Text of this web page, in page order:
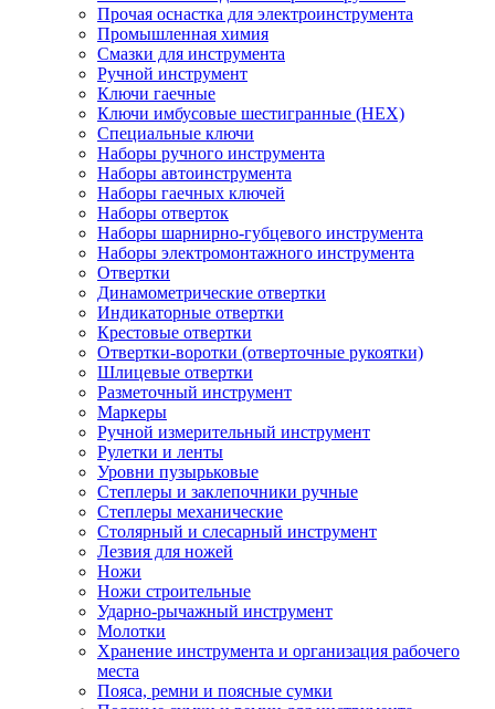
Прочая оснастка для электроинструмента
Промышленная химия
Смазки для инструмента
Ручной инструмент
Ключи гаечные
Ключи имбусовые шестигранные (HEX)
Специальные ключи
Наборы ручного инструмента
Наборы автоинструмента
Наборы гаечных ключей
Наборы отверток
Наборы шарнирно-губцевого инструмента
Наборы электромонтажного инструмента
Отвертки
Динамометрические отвертки
Индикаторные отвертки
Крестовые отвертки
Отвертки-воротки (отверточные рукоятки)
Шлицевые отвертки
Разметочный инструмент
Маркеры
Ручной измерительный инструмент
Рулетки и ленты
Уровни пузырьковые
Степлеры и заклепочники ручные
Степлеры механические
Столярный и слесарный инструмент
Лезвия для ножей
Ножи
Ножи строительные
Ударно-рычажный инструмент
Молотки
Хранение инструмента и организация рабочего
места
Пояса, ремни и поясные сумки